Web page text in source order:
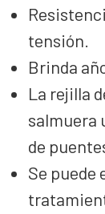
tensión.
Brinda
La rejilla
salmuera
de
Se puede